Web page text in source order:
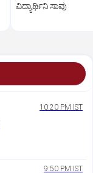
ವಿದ್ಯಾರ್ಥಿನಿ ಸಾವು
10:20 PM IST
9:50 PM IST